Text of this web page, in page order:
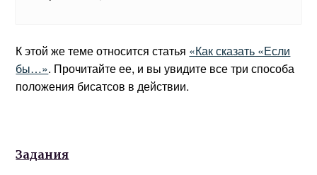
К этой же теме относится статья «Как сказать «Если
бы…». Прочитайте ее, и вы увидите все три способа
положения бисатсов в действии.
Задания